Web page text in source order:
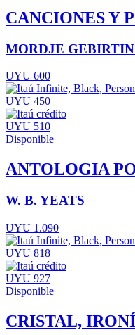
CANCIONES Y
MORDJE
UYU 600
UYU 450
UYU 510
Disponible
ANTOLOGIA
W. B. YEATS
UYU 1.090
UYU 818
UYU 927
Disponible
CRISTAL,